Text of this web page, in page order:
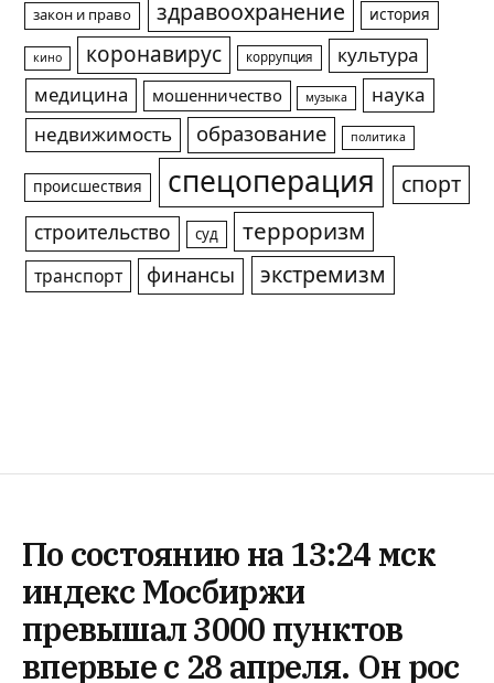
закон и право здравоохранение история
кино коронавирус коррупция
культура
медицина
мошенничество музыка
наука
недвижимость
образование политика
происшествия спецоперация спорт
строительство суд терроризм
транспорт финансы экстремизм
По состоянию на 13:24 мск
индекс Мосбиржи
превышал 3000 пунктов
впервые с 28 апреля. Он рос